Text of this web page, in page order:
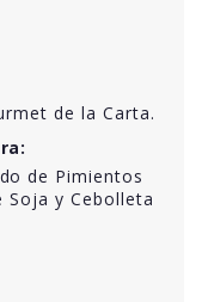
de la Carta.
de Pimientos
Soja y Cebolleta